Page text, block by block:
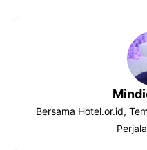
Bersama Hotel.or.id,